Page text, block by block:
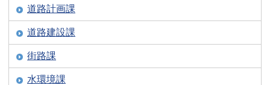
道路計画課
道路建設課
街路課
水環境課